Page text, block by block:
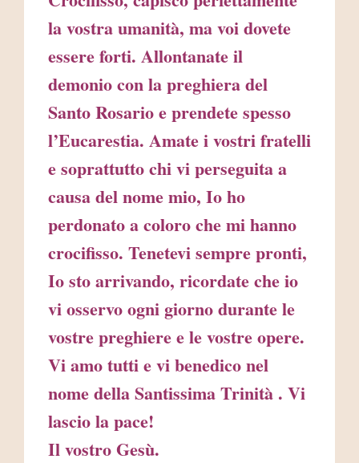
la vostra umanità, ma voi dovete
essere forti. Allontanate il
demonio con la preghiera del
Santo Rosario e prendete spesso
l’Eucarestia. Amate i vostri fratelli
e soprattutto chi vi perseguita a
causa del nome mio, Io ho
perdonato a coloro che mi hanno
crocifisso. Tenetevi sempre pronti,
Io sto arrivando, ricordate che io
vi osservo ogni giorno durante le
vostre preghiere e le vostre opere.
Vi amo tutti e vi benedico nel
nome della Santissima Trinità . Vi
lascio la pace!
Il vostro Gesù.